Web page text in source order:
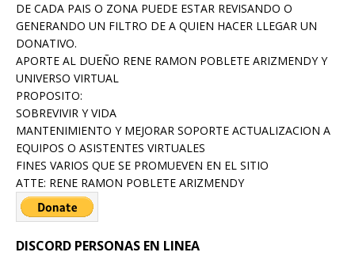
DE CADA PAIS O ZONA PUEDE ESTAR REVISANDO O
GENERANDO UN FILTRO DE A QUIEN HACER LLEGAR UN
DONATIVO.
APORTE AL DUEÑO RENE RAMON POBLETE ARIZMENDY Y
UNIVERSO VIRTUAL
PROPOSITO:
SOBREVIVIR Y VIDA
MANTENIMIENTO Y MEJORAR SOPORTE ACTUALIZACION A
EQUIPOS O ASISTENTES VIRTUALES
FINES VARIOS QUE SE PROMUEVEN EN EL SITIO
ATTE: RENE RAMON POBLETE ARIZMENDY
DISCORD PERSONAS EN LINEA